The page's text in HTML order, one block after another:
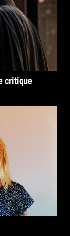
critique